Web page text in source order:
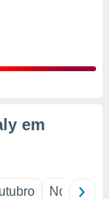
em
Novembro